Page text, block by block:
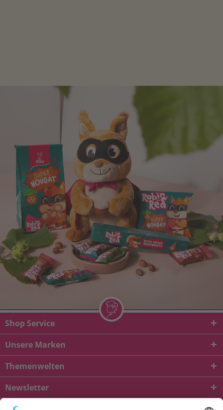
Shop Service
Unsere Marken
Themenwelten
Newsletter